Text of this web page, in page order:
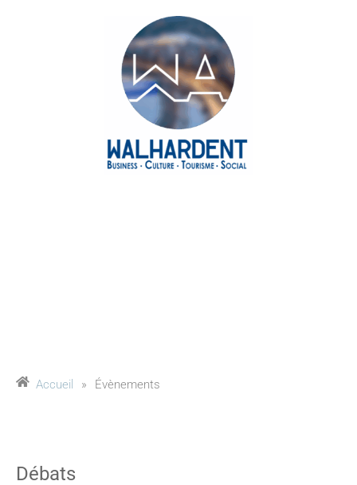
Accueil » Évènements
Débats